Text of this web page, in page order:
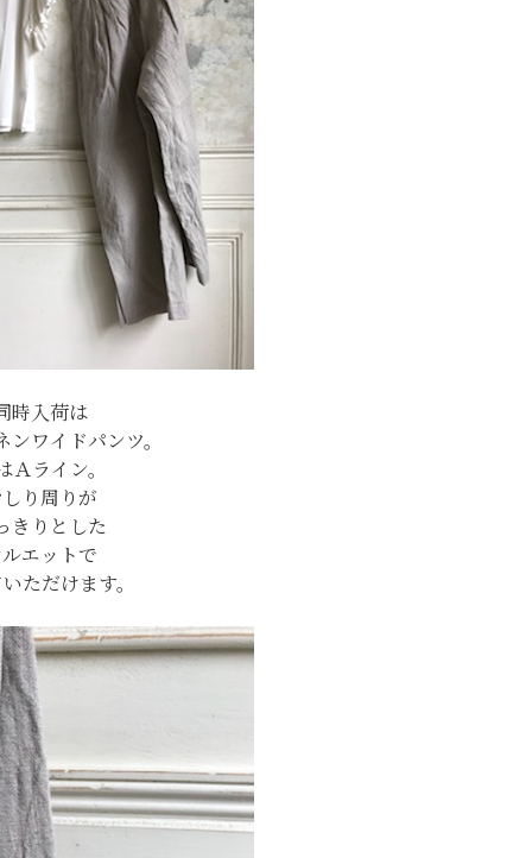
時入荷は
ンワイドパンツ。
Ａライン。
り周りが
きりとした
エットで
ただけます。